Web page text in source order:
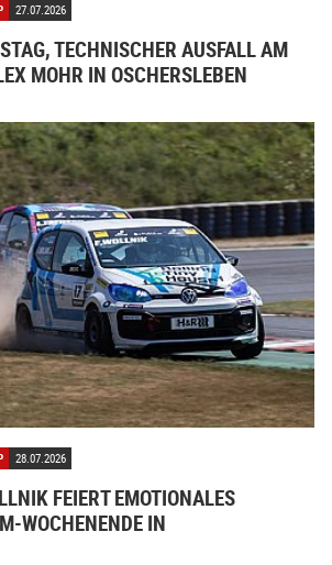
27.07.2026
TECHNISCHER AUSFALL AM
MOHR IN OSCHERSLEBEN
28.07.2026
FEIERT EMOTIONALES
WOCHENENDE IN